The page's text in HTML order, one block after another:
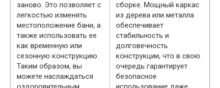
заново. Это позволяет с
легкостью изменять
местоположение бани, а
также использовать ее
как временную или
сезонную конструкцию.
Таким образом, вы
можете наслаждаться
сборке. Мощный каркас
из дерева или металла
обеспечивает
стабильность и
долговечность
конструкции, что в свою
очередь гарантирует
безопасное